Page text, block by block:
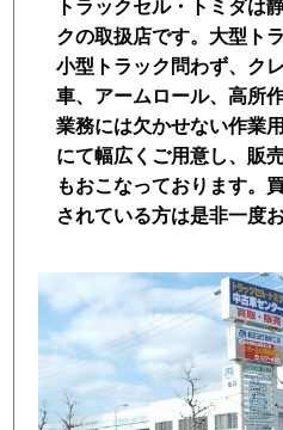
トラックセル・トミダは
クの取扱店です。大型ト
小型トラック問わず、ク
車、アームロール、高所
業務には欠かせない作業
にて幅広くご用意し、販
もおこなっております。
されている方は是非一度